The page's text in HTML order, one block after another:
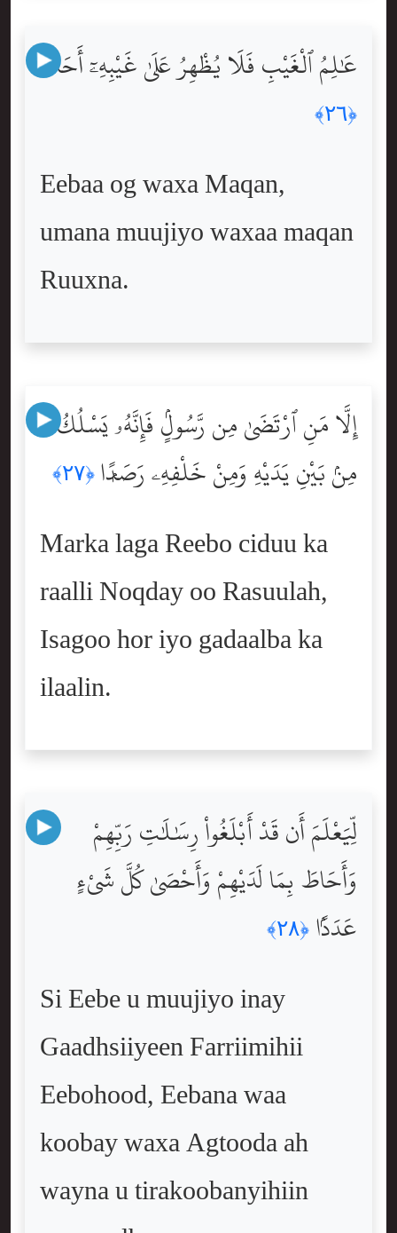
عَٰلِمُ ٱلْغَيْبِ فَلَا يُظْهِرُ عَلَىٰ غَيْبِهِۦٓ أَحَدًا
﴿٢٦﴾
Eebaa og waxa Maqan,
umana muujiyo waxaa maqan
Ruuxna.
إِلَّا مَنِ ٱرْتَضَىٰ مِن رَّسُولٍۢ فَإِنَّهُۥ يَسْلُكُ
مِنۢ بَيْنِ يَدَيْهِ وَمِنْ خَلْفِهِۦ رَصَدًۭا ﴿٢٧﴾
Marka laga Reebo ciduu ka
raalli Noqday oo Rasuulah,
Isagoo hor iyo gadaalba ka
ilaalin.
لِّيَعْلَمَ أَن قَدْ أَبْلَغُواْ رِسَٰلَٰتِ رَبِّهِمْ
وَأَحَاطَ بِمَا لَدَيْهِمْ وَأَحْصَىٰ كُلَّ شَىْءٍ
عَدَدًۢا ﴿٢٨﴾
Si Eebe u muujiyo inay
Gaadhsiiyeen Farriimihii
Eebohood, Eebana waa
koobay waxa Agtooda ah
wayna u tirakoobanyihiin